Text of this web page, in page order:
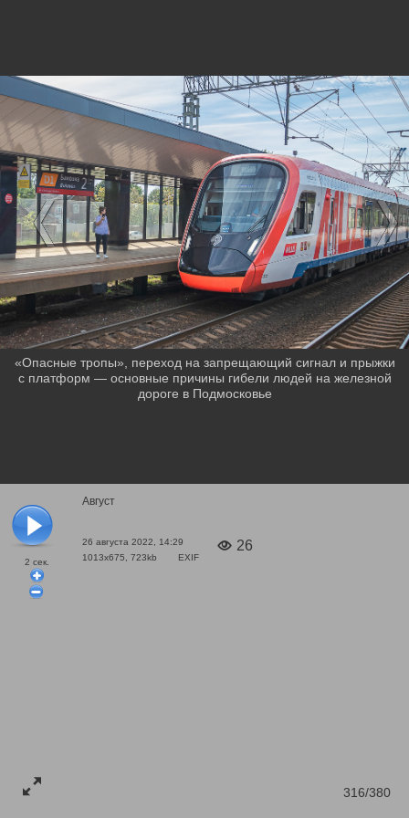
2 сек.
Август
26 августа 2022, 14:29
1013x675, 723kb
EXIF
26
316/380
«Опасные тропы», переход на запрещающий сигнал и прыжки
с платформ — основные причины гибели людей на железной
дороге в Подмосковье